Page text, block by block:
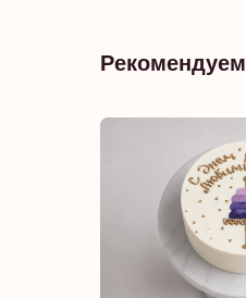
Рекомендуем